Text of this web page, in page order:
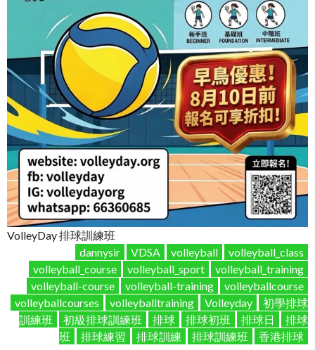
VolleyDay 排球訓練班
dannysir
VDSA volleyball
volleyball_class
volleyball_course
volleyball_sport
volleyball_training
volleyball-course
volleyball-training
volleyballcourse
volleyballcourses
volleyballtraining Volleyday
初學排球
訓練班
初級排球訓練班 排球 排球初班 排球日
排球
班
排球練習 排球訓練 排球訓練班 香港排球